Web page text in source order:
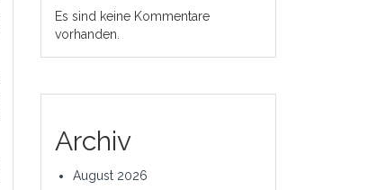
Es sind keine Kommentare
vorhanden.
Archiv
August 2026